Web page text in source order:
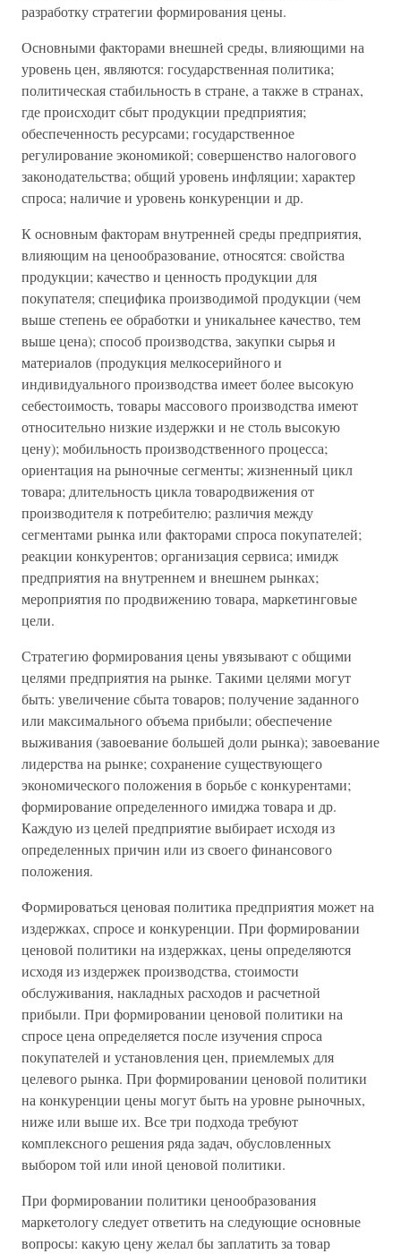
разработку стратегии формирования цены.
Основными факторами внешней среды, влияющими на
уровень цен, являются: государственная политика;
политическая стабильность в стране, а также в странах,
где происходит сбыт продукции предприятия;
обеспеченность ресурсами; государственное
регулирование экономикой; совершенство налогового
законодательства; общий уровень инфляции; характер
спроса; наличие и уровень конкуренции и др.
К основным факторам внутренней среды предприятия,
влияющим на ценообразование, относятся: свойства
продукции; качество и ценность продукции для
покупателя; специфика производимой продукции (чем
выше степень ее обработки и уникальнее качество, тем
выше цена); способ производства, закупки сырья и
материалов (продукция мелкосерийного и
индивидуального производства имеет более высокую
себестоимость, товары массового производства имеют
относительно низкие издержки и не столь высокую
цену); мобильность производственного процесса;
ориентация на рыночные сегменты; жизненный цикл
товара; длительность цикла товародвижения от
производителя к потребителю; различия между
сегментами рынка или факторами спроса покупателей;
реакции конкурентов; организация сервиса; имидж
предприятия на внутреннем и внешнем рынках;
мероприятия по продвижению товара, маркетинговые
цели.
Стратегию формирования цены увязывают с общими
целями предприятия на рынке. Такими целями могут
быть: увеличение сбыта товаров; получение заданного
или максимального объема прибыли; обеспечение
выживания (завоевание большей доли рынка); завоевание
лидерства на рынке; сохранение существующего
экономического положения в борьбе с конкурентами;
формирование определенного имиджа товара и др.
Каждую из целей предприятие выбирает исходя из
определенных причин или из своего финансового
положения.
Формироваться ценовая политика предприятия может на
издержках, спросе и конкуренции. При формировании
ценовой политики на издержках, цены определяются
исходя из издержек производства, стоимости
обслуживания, накладных расходов и расчетной
прибыли. При формировании ценовой политики на
спросе цена определяется после изучения спроса
покупателей и установления цен, приемлемых для
целевого рынка. При формировании ценовой политики
на конкуренции цены могут быть на уровне рыночных,
ниже или выше их. Все три подхода требуют
комплексного решения ряда задач, обусловленных
выбором той или иной ценовой политики.
При формировании политики ценообразования
маркетологу следует ответить на следующие основные
вопросы: какую цену желал бы заплатить за товар